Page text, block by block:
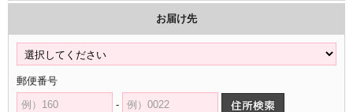
お届け先
郵便番号
-